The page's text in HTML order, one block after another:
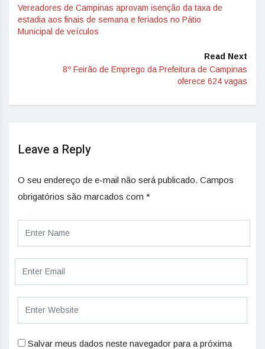
Vereadores de Campinas aprovam isenção da taxa de
estadia aos finais de semana e feriados no Pátio
Municipal de veículos
Read Next
8º Feirão de Emprego da Prefeitura de Campinas
oferece 624 vagas
Leave a Reply
O seu endereço de e-mail não será publicado. Campos
obrigatórios são marcados com *
Salvar meus dados neste navegador para a próxima